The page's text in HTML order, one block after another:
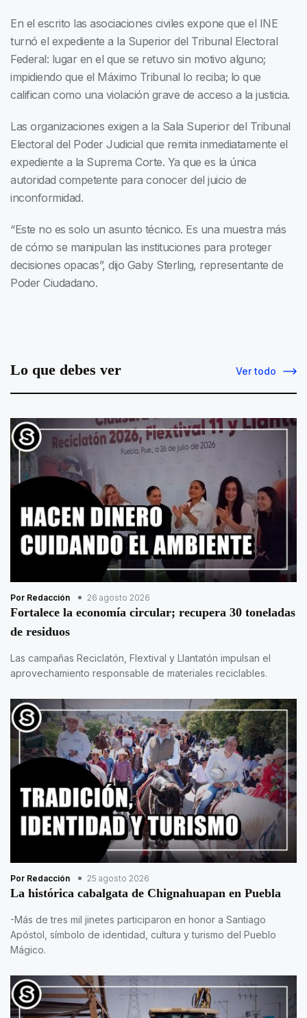
En el escrito las asociaciones civiles expone que el INE
turnó el expediente a la Superior del Tribunal Electoral
Federal: lugar en el que se retuvo sin motivo alguno;
impidiendo que el Máximo Tribunal lo reciba; lo que
califican como una violación grave de acceso a la justicia.
Las organizaciones exigen a la Sala Superior del Tribunal
Electoral del Poder Judicial que remita inmediatamente el
expediente a la Suprema Corte. Ya que es la única
autoridad competente para conocer del juicio de
inconformidad.
“Este no es solo un asunto técnico. Es una muestra más
de cómo se manipulan las instituciones para proteger
decisiones opacas”, dijo Gaby Sterling, representante de
Poder Ciudadano.
Lo que debes ver Ver todo
Por Redacción 26 agosto 2026
Fortalece la economía circular; recupera 30 toneladas
de residuos
Las campañas Reciclatón, Flextival y Llantatón impulsan el
aprovechamiento responsable de materiales reciclables.
Por Redacción 25 agosto 2026
La histórica cabalgata de Chignahuapan en Puebla
-Más de tres mil jinetes participaron en honor a Santiago
Apóstol, símbolo de identidad, cultura y turismo del Pueblo
Mágico.